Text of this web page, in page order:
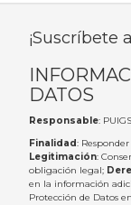
¡Suscríbete
DATOS
Responsable:
Finalidad:
Legitimación:
obligación legal;
en la información
Protección de Datos